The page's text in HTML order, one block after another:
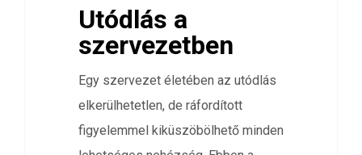
Utódlás a
szervezetben
Egy szervezet életében az utódlás
elkerülhetetlen, de ráfordított
figyelemmel kiküszöbölhető minden